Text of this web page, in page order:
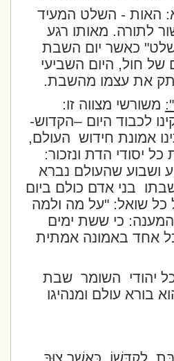
- השלט המעיד
לתורה. מאותו רגע
כאשר יום השבת
חול, היום השביעי
את עצמו מהשבת.
מצווה זו:
לכבוד היום –הקדוש-
אמונת חידוש העולם,
יסודי הדת ונזכור:
ושבוע שהעולם נברא
בני אדם כולם ביום
שואל: "על מה ולמה
כי ששת ימים
אחד באמונה אמתית
השומר שבת
עולם ומנהיגו